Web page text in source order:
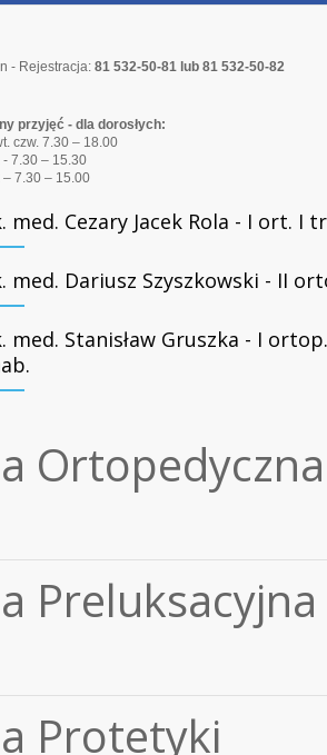
- Rejestracja:81 532-50-81 lub 81 532-50-82
przyjęć - dla dorosłych:
czw. 7.30 – 18.00
- 7.30 – 15.30
– 7.30 – 15.00
med. Cezary Jacek Rola - I ort. I
med. Dariusz Szyszkowski - II
med. Stanisław Gruszka - I
Protetyki